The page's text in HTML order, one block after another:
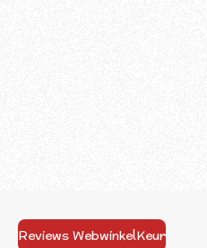
Reviews WebwinkelKeur